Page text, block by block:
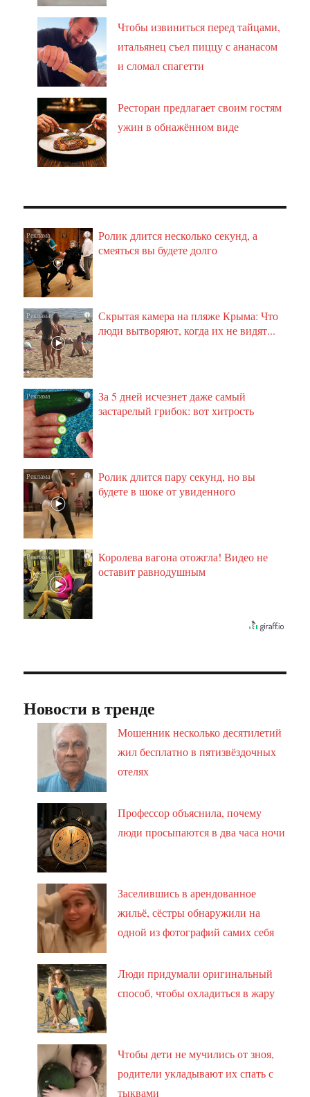
Чтобы извиниться перед тайцами,
итальянец съел пиццу с ананасом
и сломал спагетти
Ресторан предлагает своим гостям
ужин в обнажённом виде
i
Ролик длится несколько секунд, а
смеяться вы будете долго
i
Скрытая камера на пляже Крыма: Что
люди вытворяют, когда их не видят...
i
За 5 дней исчезнет даже самый
застарелый грибок: вот хитрость
i
Ролик длится пару секунд, но вы
будете в шоке от увиденного
i
Королева вагона отожгла! Видео не
оставит равнодушным
Новости в тренде
Мошенник несколько десятилетий
жил бесплатно в пятизвёздочных
отелях
Профессор объяснила, почему
люди просыпаются в два часа ночи
Заселившись в арендованное
жильё, сёстры обнаружили на
одной из фотографий самих себя
Люди придумали оригинальный
способ, чтобы охладиться в жару
Чтобы дети не мучились от зноя,
родители укладывают их спать с
тыквами